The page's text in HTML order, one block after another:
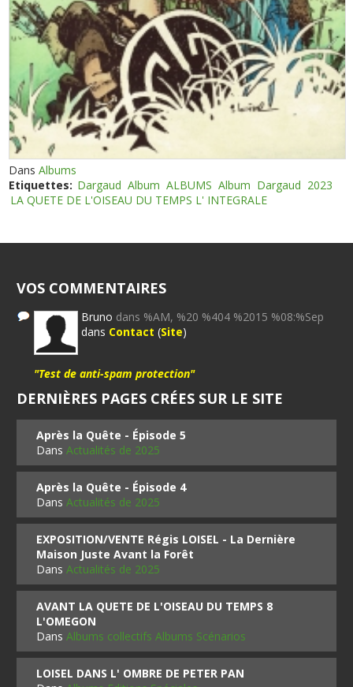
DansAlbums
Etiquettes: Dargaud Album ALBUMS Album Dargaud 2023
LA QUETE DE L'OISEAU DU TEMPS L' INTEGRALE
VOS COMMENTAIRES
Bruno dans %AM, %20 %404 %2015 %08:%Sep
dans Contact (Site)
"Test de anti-spam protection"
DERNIÈRES PAGES CRÉES SUR LE SITE
Après la Quête - Épisode 5
DansActualités de 2025
Après la Quête - Épisode 4
DansActualités de 2025
EXPOSITION/VENTE Régis LOISEL - La Dernière
Maison Juste Avant la Forêt
DansActualités de 2025
AVANT LA QUETE DE L'OISEAU DU TEMPS 8
L'OMEGON
DansAlbums collectifs Albums Scénarios
LOISEL DANS L' OMBRE DE PETER PAN